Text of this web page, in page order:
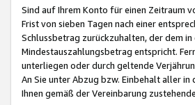
Sind auf Ihrem Konto für einen Zeitraum
Frist von sieben Tagen nach einer
Schlussbetrag zurückzuhalten, der dem
Mindestauszahlungsbetrag entspricht.
unterliegen oder durch geltende
An Sie unter Abzug bzw. Einbehalt aller
Ihnen gemäß der Vereinbarung